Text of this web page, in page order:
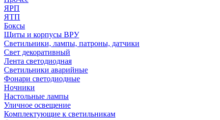
ЯРП
ЯТП
Боксы
Щиты и корпусы ВРУ
Светильники, лампы, патроны, датчики
Свет декоративный
Лента светодиодная
Светильники аварийные
Фонари светодиодные
Ночники
Настольные лампы
Уличное освещение
Комплектующие к светильникам